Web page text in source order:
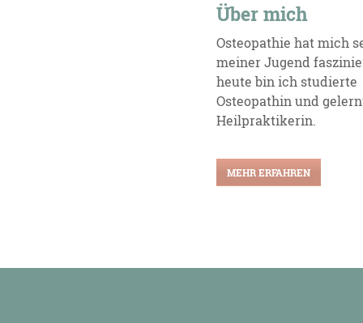
Über mich
Osteopathie hat mich
meiner Jugend
heute bin ich studierte
Osteopathin und
Heilpraktikerin.
MEHR ERFAHREN